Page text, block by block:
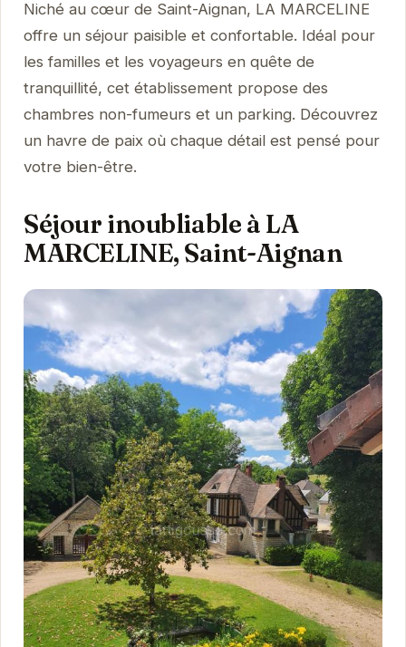
Niché au cœur de Saint-Aignan, LA MARCELINE
offre un séjour paisible et confortable. Idéal pour
les familles et les voyageurs en quête de
tranquillité, cet établissement propose des
chambres non-fumeurs et un parking. Découvrez
un havre de paix où chaque détail est pensé pour
votre bien-être.
Séjour inoubliable à LA
MARCELINE, Saint-Aignan